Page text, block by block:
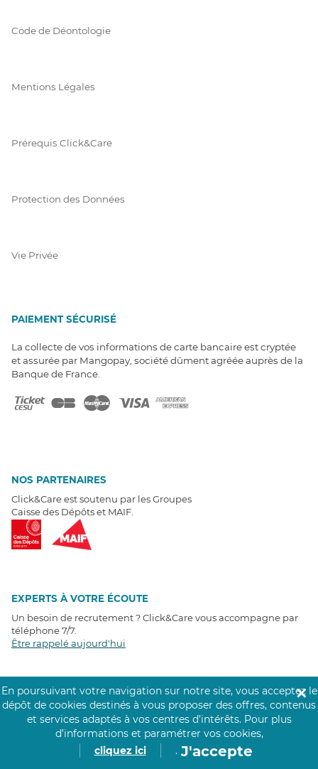
Code de Déontologie
Mentions Légales
Prérequis Click&Care
Protection des Données
Vie Privée
PAIEMENT SÉCURISÉ
La collecte de vos informations de carte bancaire est cryptée
et assurée par Mangopay, société dûment agréée auprès de la
Banque de France.
NOS PARTENAIRES
Click&Care est soutenu par les Groupes
Caisse des Dépôts et MAIF.
EXPERTS À VOTRE ÉCOUTE
Un besoin de recrutement ? Click&Care vous accompagne par
téléphone 7/7
Être rappelé aujourd'hui
4,6 /5
Avis clients
récoltés sur
Google
En poursuivant votre navigation sur notre site, vous acceptez le
dépôt de cookies destinés à vous proposer des offres, contenus
et services adaptés à vos centres d’intérêts. Pour plus
d’informations et paramétrer vos cookies,
cliquez ici
. J'accepte
✕